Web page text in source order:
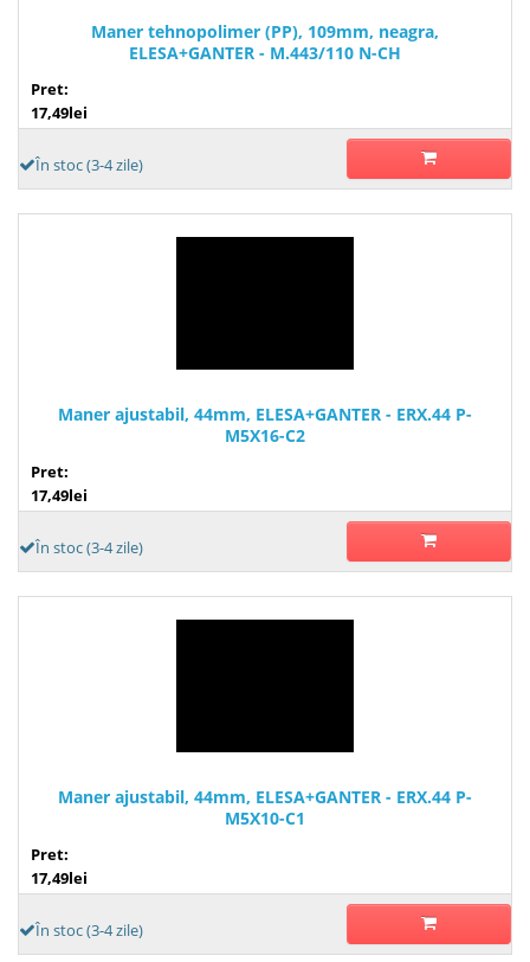
Maner tehnopolimer (PP), 109mm, neagra,
ELESA+GANTER - M.443/110 N-CH
Pret:
17,49lei
În stoc (3-4 zile)
Maner ajustabil, 44mm, ELESA+GANTER - ERX.44 P-
M5X16-C2
Pret:
17,49lei
În stoc (3-4 zile)
Maner ajustabil, 44mm, ELESA+GANTER - ERX.44 P-
M5X10-C1
Pret:
17,49lei
În stoc (3-4 zile)